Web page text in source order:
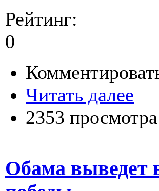
Рейтинг:
0
Читать далее
2353 просмотра
Обама выведет